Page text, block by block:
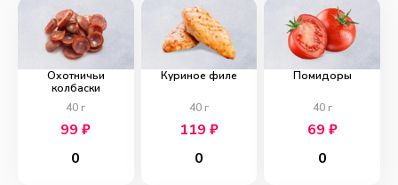
Охотничьи
колбаски
40 г
99₽
0
Куриное филе
40г
119 ₽
0
Помидоры
40г
69 ₽
0